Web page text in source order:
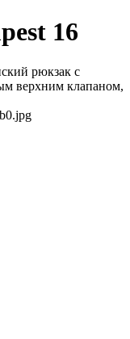
16
рюкзак с
верхним клапаном,